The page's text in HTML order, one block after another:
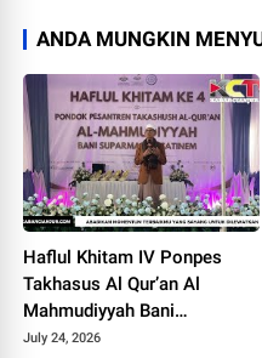
ANDA MUNGKIN
Haflul Khitam IV Ponpes
Takhasus Al Qur’an Al
Mahmudiyyah Bani
Suparman Assatinem
July 24, 2026